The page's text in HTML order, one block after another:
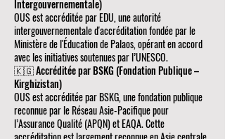
Intergouvernementale)
OUS est accréditée par EDU, une autorité
intergouvernementale d'accréditation fondée par le
Ministère de l'Éducation de Palaos, opérant en accord
avec les initiatives soutenues par l’UNESCO.
🇰🇬 Accréditée par BSKG (Fondation Publique –
Kirghizistan)
OUS est accréditée par BSKG, une fondation publique
reconnue par le Réseau Asie-Pacifique pour
l’Assurance Qualité (APQN) et EAQA. Cette